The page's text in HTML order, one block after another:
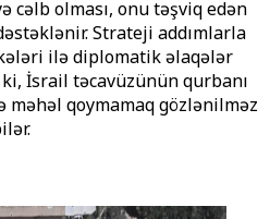
cəlb olması, onu təşviq edən
Strateji addımlarla
ilə diplomatik əlaqələr
İsrail təcavüzünün qurbanı
qoymamaq gözlənilməz